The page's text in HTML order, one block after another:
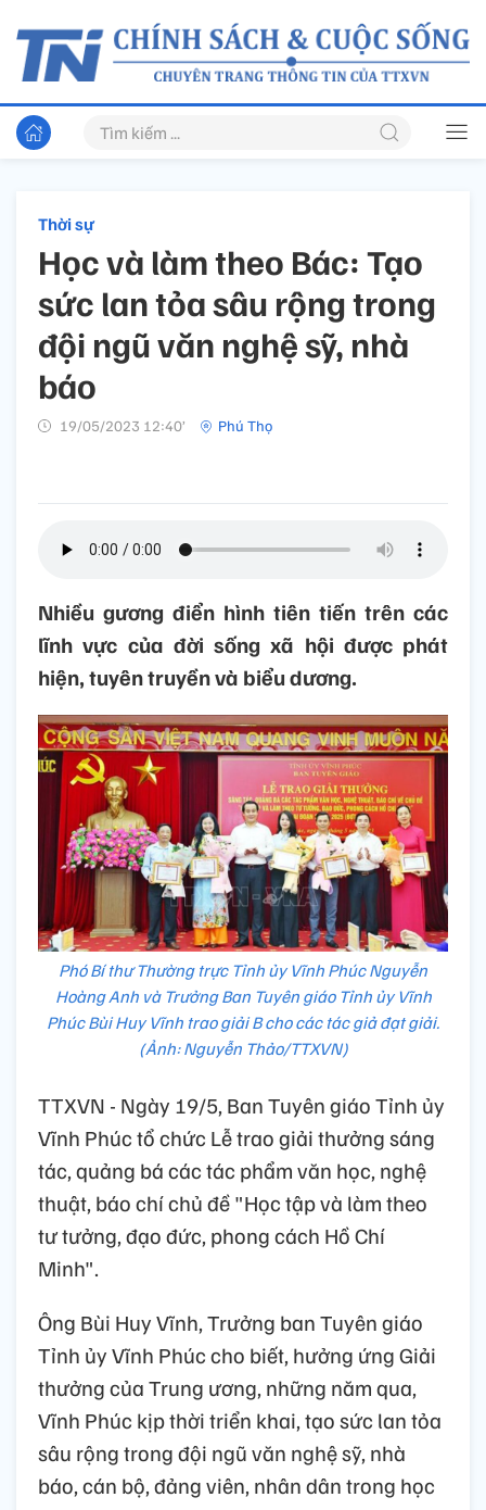
Thời sự
Học và làm theo Bác: Tạo
sức lan tỏa sâu rộng trong
đội ngũ văn nghệ sỹ, nhà
báo
19/05/2023 12:40’ Phú Thọ
Nhiều gương điển hình tiên tiến trên các
lĩnh vực của đời sống xã hội được phát
hiện, tuyên truyền và biểu dương.
Phó Bí thư Thường trực Tỉnh ủy Vĩnh Phúc Nguyễn
Hoàng Anh và Trưởng Ban Tuyên giáo Tỉnh ủy Vĩnh
Phúc Bùi Huy Vĩnh trao giải B cho các tác giả đạt giải.
(Ảnh: Nguyễn Thảo/TTXVN)
TTXVN - Ngày 19/5, Ban Tuyên giáo Tỉnh ủy
Vĩnh Phúc tổ chức Lễ trao giải thưởng sáng
tác, quảng bá các tác phẩm văn học, nghệ
thuật, báo chí chủ đề "Học tập và làm theo
tư tưởng, đạo đức, phong cách Hồ Chí
Minh".
Ông Bùi Huy Vĩnh, Trưởng ban Tuyên giáo
Tỉnh ủy Vĩnh Phúc cho biết, hưởng ứng Giải
thưởng của Trung ương, những năm qua,
Vĩnh Phúc kịp thời triển khai, tạo sức lan tỏa
sâu rộng trong đội ngũ văn nghệ sỹ, nhà
báo, cán bộ, đảng viên, nhân dân trong học